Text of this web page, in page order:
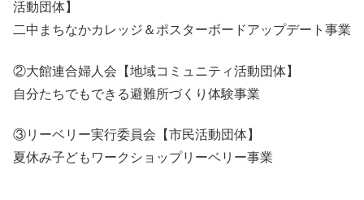
活動団体】
二中まちなかカレッジ＆ポスターボードアップデート事業
②大館連合婦人会【地域コミュニティ活動団体】
自分たちでもできる避難所づくり体験事業
③リーベリー実行委員会【市民活動団体】
夏休み子どもワークショップリーベリー事業